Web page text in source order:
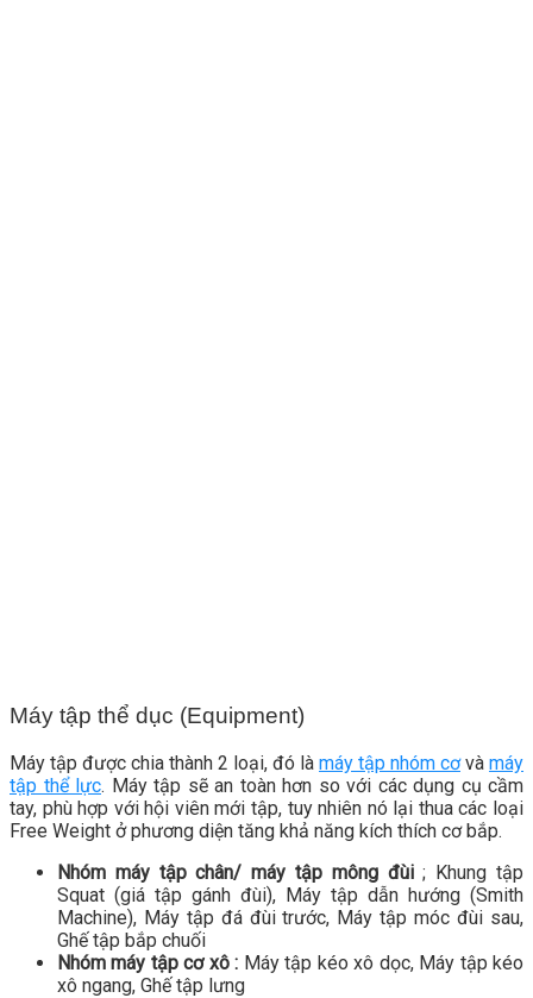
Máy tập thể dục (Equipment)
Máy tập được chia thành 2 loại, đó là máy tập nhóm cơvà máy
tập thể lực. Máy tập sẽ an toàn hơn so với các dụng cụ cầm
tay, phù hợp với hội viên mới tập, tuy nhiên nó lại thua các loại
Free Weight ở phương diện tăng khả năng kích thích cơ bắp.
Nhóm máy tập chân/ máy tập mông đùi; Khung tập
Squat (giá tập gánh đùi), Máy tập dẫn hướng (Smith
Machine), Máy tập đá đùi trước, Máy tập móc đùi sau,
Ghế tập bắp chuối
Nhóm máy tập cơ xô : Máy tập kéo xô dọc, Máy tập kéo
xô ngang, Ghế tập lưng